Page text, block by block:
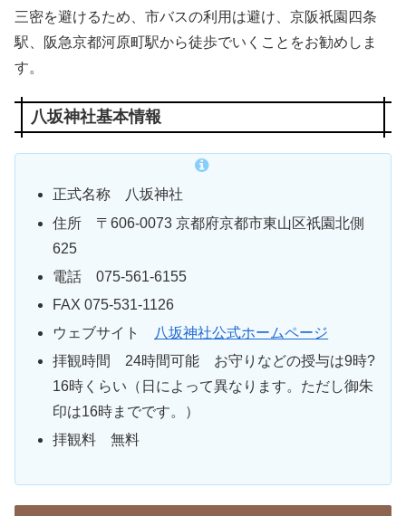
三密を避けるため、市バスの利用は避け、京阪祇園四条
駅、阪急京都河原町駅から徒歩でいくことをお勧めしま
す。
八坂神社基本情報
正式名称 八坂神社
住所 〒606-0073 京都府京都市東山区祇園北側
625
電話 075-561-6155
FAX 075-531-1126
ウェブサイト
八坂神社公式ホームページ
拝観時間 24時間可能 お守りなどの授与は9時?
16時くらい（日によって異なります。ただし御朱
印は16時までです。）
拝観料 無料